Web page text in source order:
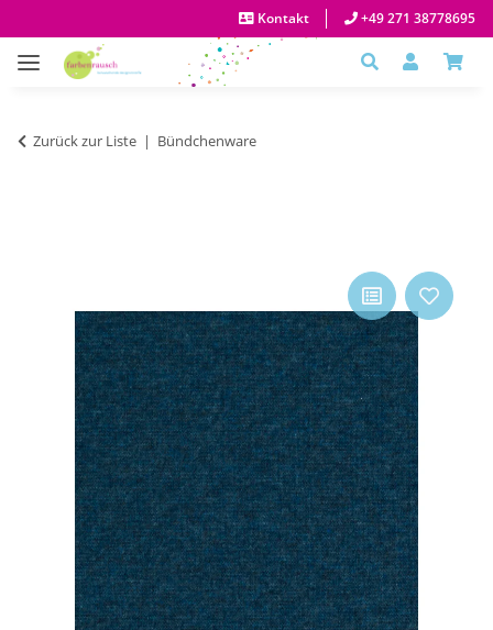
Kontakt +49 271 38778695
Zurück zur Liste Bündchenware